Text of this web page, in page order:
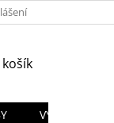
VELIKOSTÍ
VÝPRODEJ